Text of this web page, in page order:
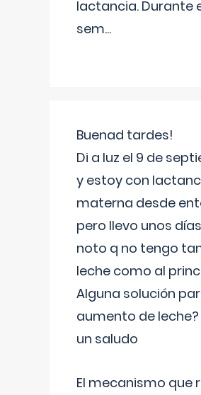
lactancia. Durante
sem...
Buenad tardes!
Di a luz el 9 de
y estoy con
materna desde
pero llevo unos
noto q no tengo
leche como al
Alguna solución
aumento de leche?
un saludo
El mecanismo que